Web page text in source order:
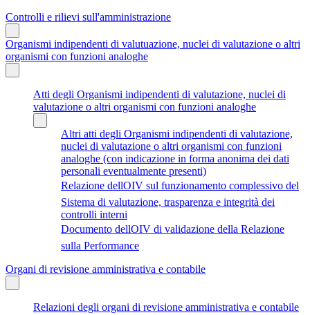
Controlli e rilievi sull'amministrazione
Organismi indipendenti di valutuazione, nuclei di valutazione o altri
organismi con funzioni analoghe
Atti degli Organismi indipendenti di valutazione, nuclei di
valutazione o altri organismi con funzioni analoghe
Altri atti degli Organismi indipendenti di valutazione,
nuclei di valutazione o altri organismi con funzioni
analoghe (con indicazione in forma anonima dei dati
personali eventualmente presenti)
Relazione dellOIV sul funzionamento complessivo del
Sistema di valutazione, trasparenza e integrità dei
controlli interni
Documento dellOIV di validazione della Relazione
sulla Performance
Organi di revisione amministrativa e contabile
Relazioni degli organi di revisione amministrativa e contabile